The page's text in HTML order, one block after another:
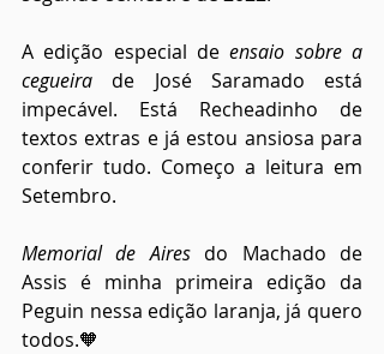
A edição especial de ensaio sobre a
cegueira de José Saramado está
impecável. Está Recheadinho de
textos extras e já estou ansiosa para
conferir tudo. Começo a leitura em
Setembro.
Memorial de Aires do Machado de
Assis é minha primeira edição da
Peguin nessa edição laranja, já quero
todos.🧡